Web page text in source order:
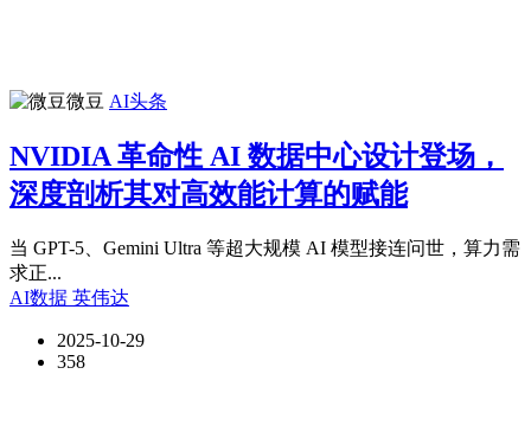
微豆 AI头条
NVIDIA 革命性 AI 数据中心设计登场，
深度剖析其对高效能计算的赋能
当 GPT-5、Gemini Ultra 等超大规模 AI 模型接连问世，算力需
求正...
AI数据 英伟达
2025-10-29
358